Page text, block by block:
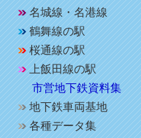
名城線・名港線
鶴舞線の駅
桜通線の駅
上飯田線の駅
市営地下鉄資料集
地下鉄車両基地
各種データ集